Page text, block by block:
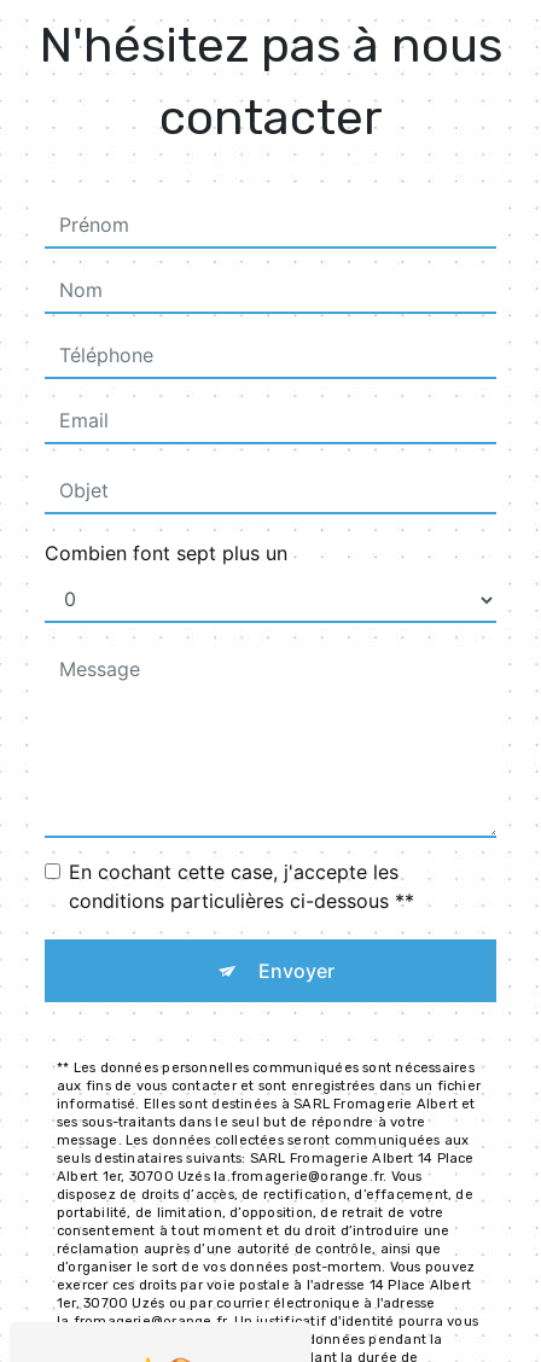
N'hésitez pas à nous
contacter
Combien font sept plus un
En cochant cette case, j'accepte les
conditions particulières ci-dessous **
Envoyer
** Les données personnelles communiquées sont nécessaires
aux fins de vous contacter et sont enregistrées dans un fichier
informatisé. Elles sont destinées à SARL Fromagerie Albert et
ses sous-traitants dans le seul but de répondre à votre
message. Les données collectées seront communiquées aux
seuls destinataires suivants: SARL Fromagerie Albert 14 Place
Albert 1er, 30700 Uzés la.fromagerie@orange.fr. Vous
disposez de droits d’accès, de rectification, d’effacement, de
portabilité, de limitation, d’opposition, de retrait de votre
consentement à tout moment et du droit d’introduire une
réclamation auprès d’une autorité de contrôle, ainsi que
d’organiser le sort de vos données post-mortem. Vous pouvez
exercer ces droits par voie postale à l'adresse 14 Place Albert
1er, 30700 Uzés ou par courrier électronique à l'adresse
la.fromagerie@orange.fr. Un justificatif d'identité pourra vous
être demandé. Nous conservons vos données pendant la
période de prise de contact puis pendant la durée de